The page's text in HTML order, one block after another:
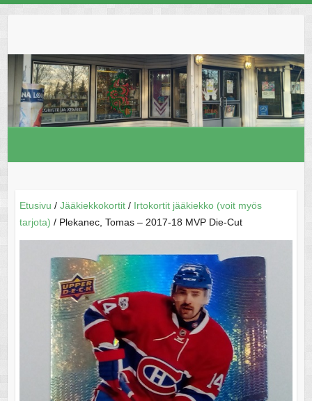
Etusivu / Jääkiekkokortit/ Irtokortit jääkiekko (voit myös
tarjota) / Plekanec, Tomas – 2017-18 MVP Die-Cut